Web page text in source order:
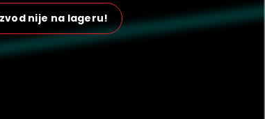
nije na lageru!